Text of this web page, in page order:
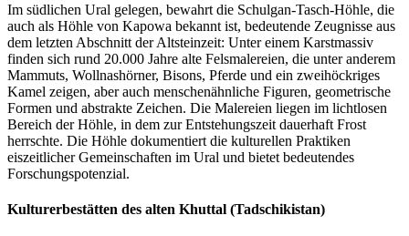
Im südlichen Ural gelegen, bewahrt die Schulgan-Tasch-Höhle, die
auch als Höhle von Kapowa bekannt ist, bedeutende Zeugnisse aus
dem letzten Abschnitt der Altsteinzeit: Unter einem Karstmassiv
finden sich rund 20.000 Jahre alte Felsmalereien, die unter anderem
Mammuts, Wollnashörner, Bisons, Pferde und ein zweihöckriges
Kamel zeigen, aber auch menschenähnliche Figuren, geometrische
Formen und abstrakte Zeichen. Die Malereien liegen im lichtlosen
Bereich der Höhle, in dem zur Entstehungszeit dauerhaft Frost
herrschte. Die Höhle dokumentiert die kulturellen Praktiken
eiszeitlicher Gemeinschaften im Ural und bietet bedeutendes
Forschungspotenzial.
Kulturerbestätten des alten Khuttal (Tadschikistan)